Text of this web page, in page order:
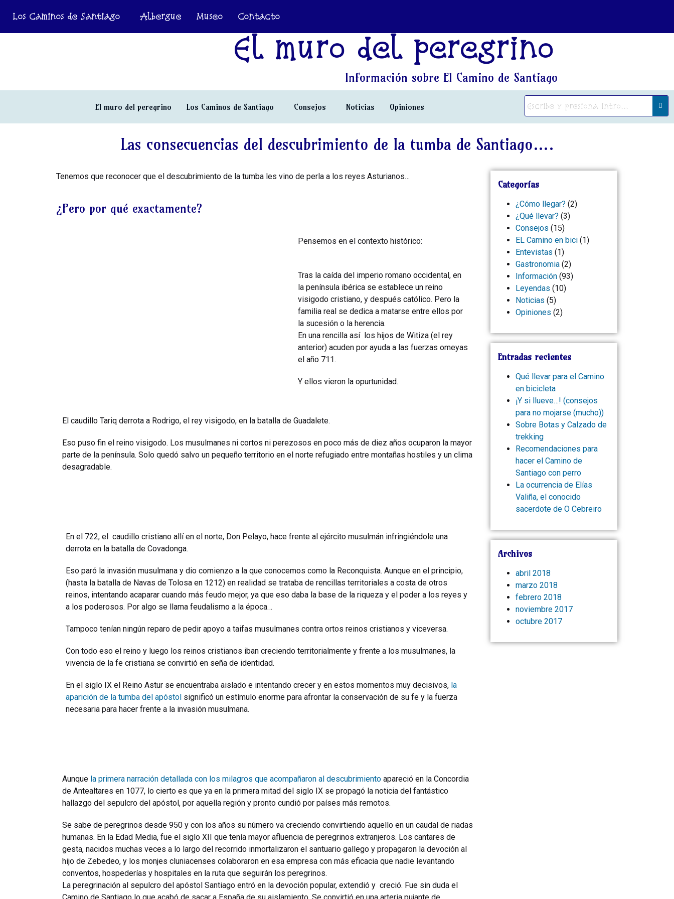
Los Caminos de Santiago Albergue Museo Contacto
El muro del peregrino
Información sobre El Camino de Santiago
El muro del peregrino Los Caminos de Santiago Consejos Noticias Opiniones
Las consecuencias del descubrimiento de la tumba de Santiago….
Tenemos que reconocer que el descubrimiento de la tumba les vino de perla a los reyes Asturianos…
¿Pero por qué exactamente?
Pensemos en el contexto histórico:
Tras la caída del imperio romano occidental, en
la península ibérica se establece un reino
visigodo cristiano, y después católico. Pero la
familia real se dedica a matarse entre ellos por
la sucesión o la herencia.
En una rencilla así los hijos de Witiza (el rey
anterior) acuden por ayuda a las fuerzas omeyas
el año 711.
Y ellos vieron la opurtunidad.
El caudillo Tariq derrota a Rodrigo, el rey visigodo, en la batalla de Guadalete.
Eso puso fin el reino visigodo. Los musulmanes ni cortos ni perezosos en poco más de diez años ocuparon la mayor
parte de la península. Solo quedó salvo un pequeño territorio en el norte refugiado entre montañas hostiles y un clima
desagradable.
En el 722, el caudillo cristiano allí en el norte, Don Pelayo, hace frente al ejército musulmán infringiéndole una
derrota en la batalla de Covadonga.
Eso paró la invasión musulmana y dio comienzo a la que conocemos como la Reconquista. Aunque en el principio,
(hasta la batalla de Navas de Tolosa en 1212) en realidad se trataba de rencillas territoriales a costa de otros
reinos, intentando acaparar cuando más feudo mejor, ya que eso daba la base de la riqueza y el poder a los reyes y
a los poderosos. Por algo se llama feudalismo a la época…
Tampoco tenían ningún reparo de pedir apoyo a taifas musulmanes contra ortos reinos cristianos y viceversa.
Con todo eso el reino y luego los reinos cristianos iban creciendo territorialmente y frente a los musulmanes, la
vivencia de la fe cristiana se convirtió en seña de identidad.
En el siglo IX el Reino Astur se encuentraba aislado e intentando crecer y en estos momentos muy decisivos, la
aparición de la tumba del apóstol significó un estímulo enorme para afrontar la conservación de su fe y la fuerza
necesaria para hacer frente a la invasión musulmana.
Aunque la primera narración detallada con los milagros que acompañaron al descubrimiento apareció en la Concordia
de Antealtares en 1077, lo cierto es que ya en la primera mitad del siglo IX se propagó la noticia del fantástico
hallazgo del sepulcro del apóstol, por aquella región y pronto cundió por países más remotos.
Se sabe de peregrinos desde 950 y con los años su número va creciendo convirtiendo aquello en un caudal de riadas
humanas. En la Edad Media, fue el siglo XII que tenía mayor afluencia de peregrinos extranjeros. Los cantares de
gesta, nacidos muchas veces a lo largo del recorrido inmortalizaron el santuario gallego y propagaron la devoción al
hijo de Zebedeo, y los monjes cluniacenses colaboraron en esa empresa con más eficacia que nadie levantando
conventos, hospederías y hospitales en la ruta que seguirán los peregrinos.
La peregrinación al sepulcro del apóstol Santiago entró en la devoción popular, extendió y creció. Fue sin duda el
Categorías
¿Cómo llegar? (2)
¿Qué llevar? (3)
Consejos (15)
EL Camino en bici(1)
Entevistas (1)
Gastronomia(2)
Información(93)
Leyendas (10)
Noticias (5)
Opiniones (2)
Entradas recientes
Qué llevar para el Camino
en bicicleta
¡Y si llueve…! (consejos
para no mojarse (mucho))
Sobre Botas y Calzado de
trekking
Recomendaciones para
hacer el Camino de
Santiago con perro
La ocurrencia de Elías
Valiña, el conocido
sacerdote de O Cebreiro
Archivos
abril 2018
marzo 2018
febrero 2018
noviembre 2017
octubre 2017